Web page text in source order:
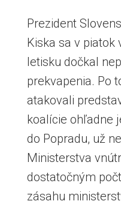
Prezident
Kiska sa v piatok
letisku dočkal
prekvapenia. Po
atakovali
koalície ohľadne
do Popradu, už
Ministerstva
dostatočným
zásahu